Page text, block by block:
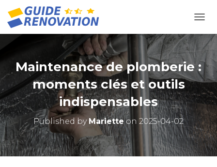
Maintenance de plomberie :
moments clés et outils
indispensables
Published by Marietteon 2025-04-02